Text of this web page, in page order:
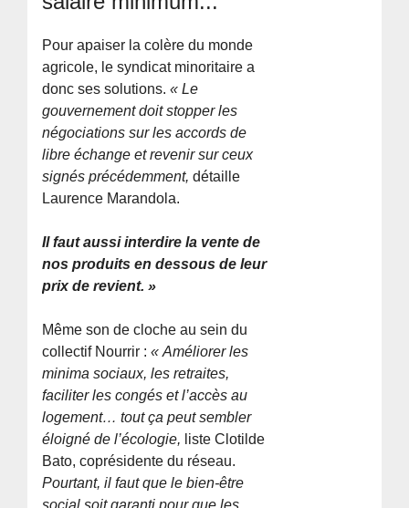
Pour apaiser la colère du monde
agricole, le syndicat minoritaire a
donc ses solutions.« Le
gouvernement doit stopper les
négociations sur les accords de
libre échange et revenir sur ceux
signés précédemment, détaille
Laurence Marandola.
Il faut aussi interdire la vente de
nos produits en dessous de leur
prix de revient. »
Même son de cloche au sein du
collectif Nourrir :« Améliorer les
minima sociaux, les retraites,
faciliter les congés et l’accès au
logement… tout ça peut sembler
éloigné de l’écologie, liste Clotilde
Bato, coprésidente du réseau.
Pourtant, il faut que le bien-être
social soit garanti pour que les